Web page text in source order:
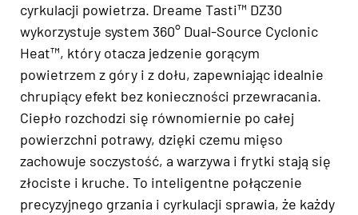
cyrkulacji powietrza. Dreame Tasti™ DZ30
wykorzystuje system 360° Dual-Source Cyclonic
Heat™, który otacza jedzenie gorącym
powietrzem z góry i z dołu, zapewniając idealnie
chrupiący efekt bez konieczności przewracania.
Ciepło rozchodzi się równomiernie po całej
powierzchni potrawy, dzięki czemu mięso
zachowuje soczystość, a warzywa i frytki stają się
złociste i kruche. To inteligentne połączenie
precyzyjnego grzania i cyrkulacji sprawia, że każdy